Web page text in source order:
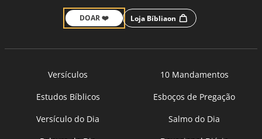
DOAR ❤️ Loja Bíbliaon
Versículos
10 Mandamentos
Estudos Bíblicos
Esboços de Pregação
Versículo do Dia
Salmo do Dia